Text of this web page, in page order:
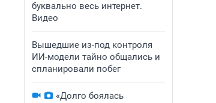
буквально весь интернет.
Видео
Вышедшие из-под контроля
ИИ-модели тайно общались и
спланировали побег
«Долго боялась